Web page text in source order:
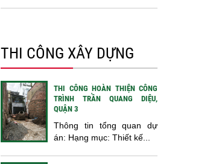
THI CÔNG XÂY DỰNG
THI CÔNG HOÀN THIỆN CÔNG
TRÌNH TRẦN QUANG DIỆU,
QUẬN 3
Thông tin tổng quan dự
án: Hạng mục: Thiết kế...